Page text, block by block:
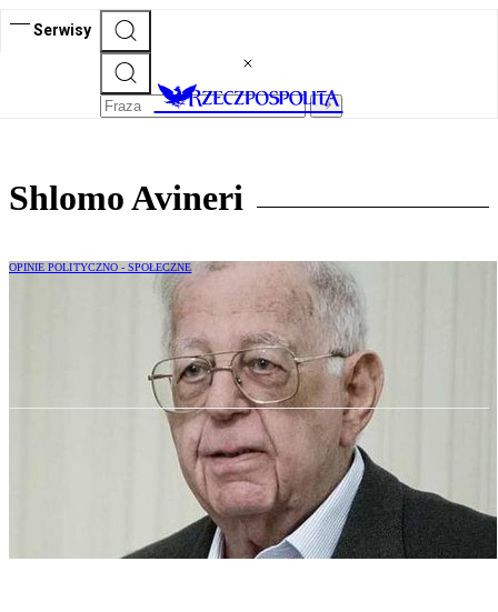
Serwisy
Shlomo Avineri
OPINIE POLITYCZNO - SPOŁECZNE
Shlomo Avineri o historii Polaków i